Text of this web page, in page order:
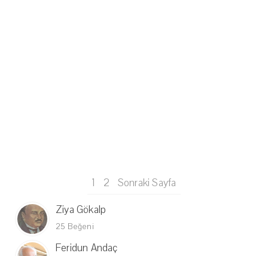
1 2
Sonraki Sayfa
Ziya Gökalp
25 Beğeni
Feridun Andaç